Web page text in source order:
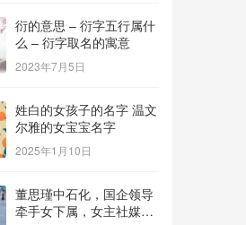
衍的意思 – 衍字五行属什
么 – 衍字取名的寓意
2023年7月5日
姓白的女孩子的名字 温文
尔雅的女宝宝名字
2025年1月10日
董思瑾中石化，国企领导
牵手女下属，女主社媒晒